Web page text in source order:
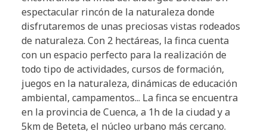
espectacular rincón de la naturaleza donde
disfrutaremos de unas preciosas vistas rodeados
de naturaleza. Con 2 hectáreas, la finca cuenta
con un espacio perfecto para la realización de
todo tipo de actividades, cursos de formación,
juegos en la naturaleza, dinámicas de educación
ambiental, campamentos... La finca se encuentra
en la provincia de Cuenca, a 1h de la ciudad y a
5km de Beteta, el núcleo urbano más cercano.